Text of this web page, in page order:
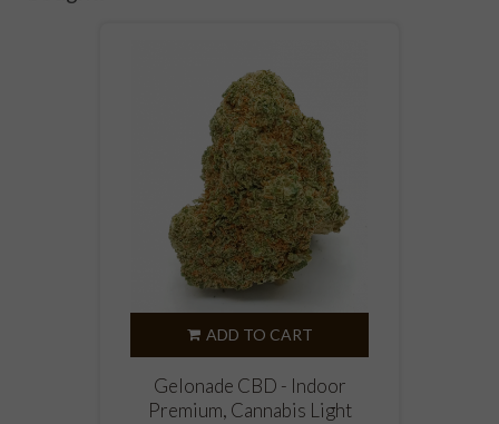
ADD TO CART
Gelonade CBD - Indoor
Premium, Cannabis Light